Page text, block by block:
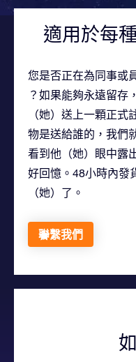
適用於每
您是否正在為同事或
？如果能夠永遠留存
（她）送上一顆正
物是送給誰的，我們
看到他（她）眼中露
好回憶。48小時內
（她）了。
聯繫我們